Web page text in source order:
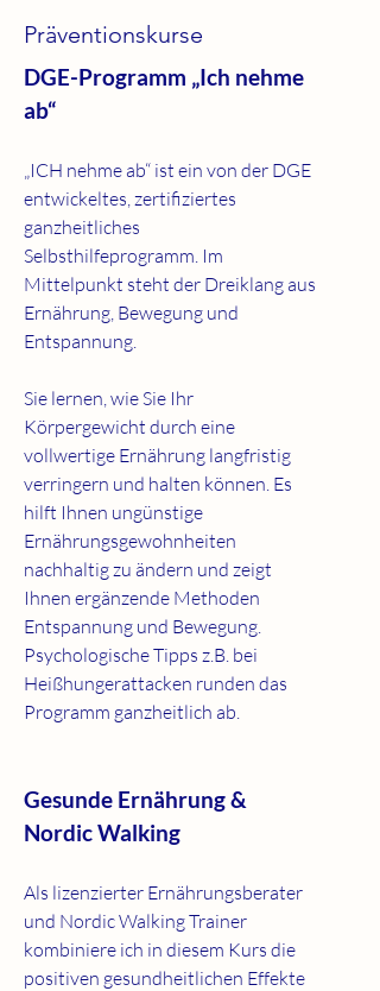
Präventionskurse
DGE-Programm „Ich nehme
ab“
„ICH nehme ab“ ist ein von der DGE
entwickeltes, zertifiziertes
ganzheitliches
Selbsthilfeprogramm. Im
Mittelpunkt steht der Dreiklang aus
Ernährung, Bewegung und
Entspannung.
Sie lernen, wie Sie Ihr
Körpergewicht durch eine
vollwertige Ernährung langfristig
verringern und halten können. Es
hilft Ihnen ungünstige
Ernährungsgewohnheiten
nachhaltig zu ändern und zeigt
Ihnen ergänzende Methoden
Entspannung und Bewegung.
Psychologische Tipps z.B. bei
Heißhungerattacken runden das
Programm ganzheitlich ab.
Gesunde Ernährung &
Nordic Walking
Als lizenzierter Ernährungsberater
und Nordic Walking Trainer
kombiniere ich in diesem Kurs die
positiven gesundheitlichen Effekte